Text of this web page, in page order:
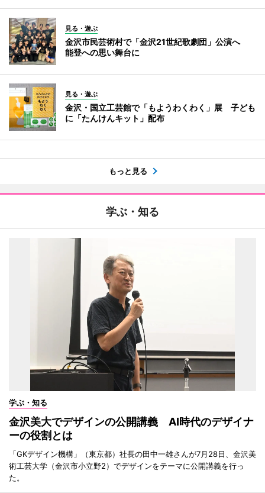
見る・遊ぶ
金沢市民芸術村で「金沢21世紀歌劇団」公演へ
能登への思い舞台に
見る・遊ぶ
金沢・国立工芸館で「もようわくわく」展 子ども
に「たんけんキット」配布
もっと見る
学ぶ・知る
学ぶ・知る
金沢美大でデザインの公開講義 AI時代のデザイナ
ーの役割とは
「GKデザイン機構」（東京都）社長の田中一雄さんが7月28日、金沢美
術工芸大学（金沢市小立野2）でデザインをテーマに公開講義を行っ
た。